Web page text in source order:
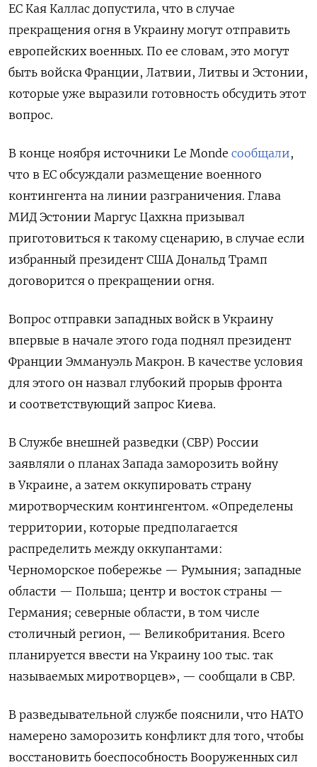
ЕС Кая Каллас допустила, что в случае
прекращения огня в Украину могут отправить
европейских военных. По ее словам, это могут
быть войска Франции, Латвии, Литвы и Эстонии,
которые уже выразили готовность обсудить этот
вопрос.
В конце ноября источники Le Monde сообщали,
что в ЕС обсуждали размещение военного
контингента на линии разграничения. Глава
МИД Эстонии Маргус Цахкна призывал
приготовиться к такому сценарию, в случае если
избранный президент США Дональд Трамп
договорится о прекращении огня.
Вопрос отправки западных войск в Украину
впервые в начале этого года поднял президент
Франции Эммануэль Макрон. В качестве условия
для этого он назвал глубокий прорыв фронта
и соответствующий запрос Киева.
В Службе внешней разведки (СВР) России
заявляли о планах Запада заморозить войну
в Украине, а затем оккупировать страну
миротворческим контингентом. «Определены
территории, которые предполагается
распределить между оккупантами:
Черноморское побережье — Румыния; западные
области — Польша; центр и восток страны —
Германия; северные области, в том числе
столичный регион, — Великобритания. Всего
планируется ввести на Украину 100 тыс. так
называемых миротворцев», — сообщали в СВР.
В разведывательной службе пояснили, что НАТО
намерено заморозить конфликт для того, чтобы
восстановить боеспособность Вооруженных сил